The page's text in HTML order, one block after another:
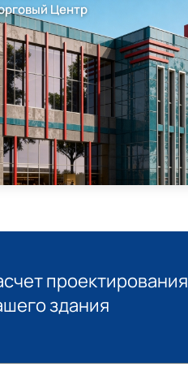
Центр
проектирования
здания